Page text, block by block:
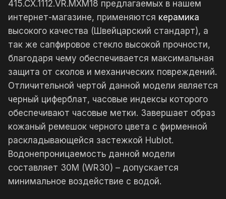
415.CX.1112.VR.MXM18 предлагаемых в нашем
интернет-магазине, применяются керамика
высокого качества (Швейцарский стандарт), а
так же сапфировое стекло высокой прочности,
благодаря чему обеспечивается максимальная
защита от сколов и механических повреждений.
Отличительной чертой данной модели является
черный циферблат, часовые индексы которого
обеспечивают часовые метки. Завершает образ
кожаный ремешок черного цвета с фирменной
раскладывающейся застежкой Hublot.
Водонепроницаемость данной модели
составляет 30М (WR30) – допускается
минимальное воздействие с водой.